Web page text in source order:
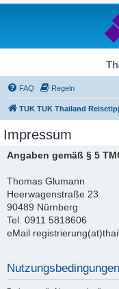
FAQ Regeln
TUK TUK Thailand
Impressum
Angaben gemäß § 5
Thomas Glumann
Heerwagenstraße 23
90489 Nürnberg
Tel. 0911 5818606
eMail